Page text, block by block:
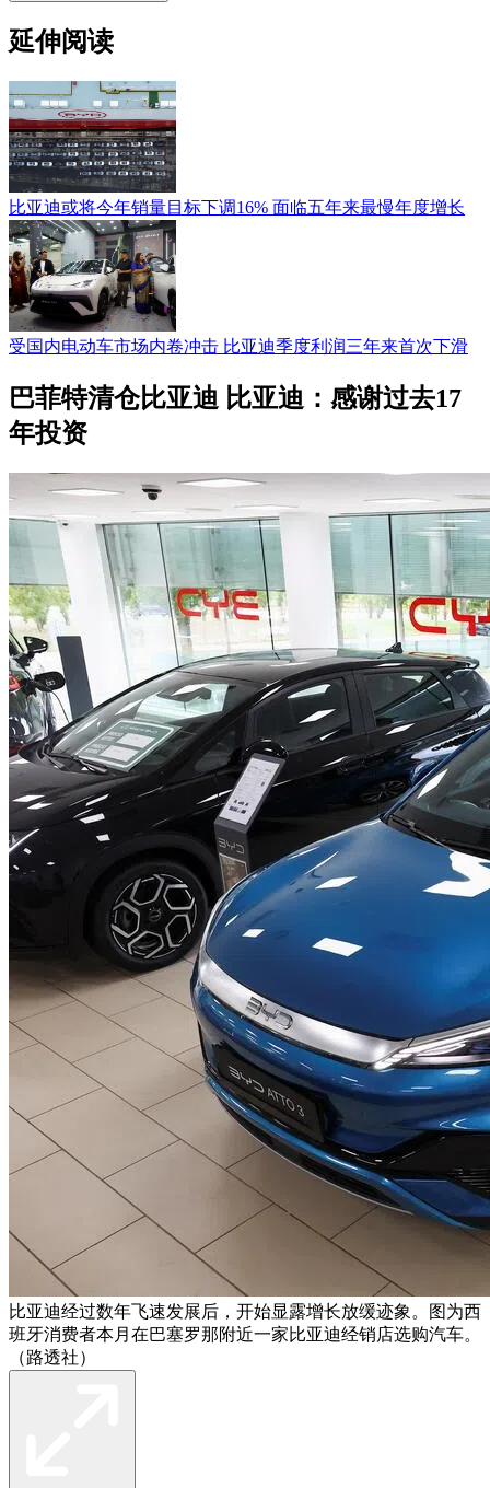
延伸阅读
比亚迪或将今年销量目标下调16% 面临五年来最慢年度增长
受国内电动车市场内卷冲击 比亚迪季度利润三年来首次下滑
巴菲特清仓比亚迪 比亚迪：感谢过去17
年投资
比亚迪经过数年飞速发展后，开始显露增长放缓迹象。图为西
班牙消费者本月在巴塞罗那附近一家比亚迪经销店选购汽车。
（路透社）